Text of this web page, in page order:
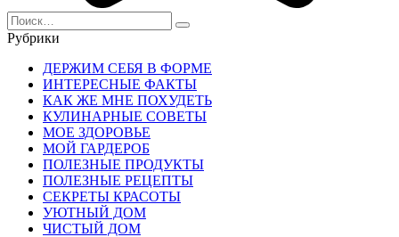
Search
for:
Рубрики
ДЕРЖИМ СЕБЯ В ФОРМЕ
ИНТЕРЕСНЫЕ ФАКТЫ
КАК ЖЕ МНЕ ПОХУДЕТЬ
КУЛИНАРНЫЕ СОВЕТЫ
МОЕ ЗДОРОВЬЕ
МОЙ ГАРДЕРОБ
ПОЛЕЗНЫЕ ПРОДУКТЫ
ПОЛЕЗНЫЕ РЕЦЕПТЫ
СЕКРЕТЫ КРАСОТЫ
УЮТНЫЙ ДОМ
ЧИСТЫЙ ДОМ